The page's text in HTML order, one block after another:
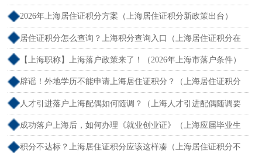
作）
2026年上海居住证积分方案（上海居住证积分新政策出台）
居住证积分怎么查询？上海积分查询入口（上海居住证积分在
哪查）
【上海职称】上海落户政策来了！（2026年上海市落户条件）
辟谣！外地学历不能申请上海居住证积分？（上海居住证积分
外地大专可以吗）
人才引进落户上海配偶如何随调？（上海人才引进配偶随调要
求）
成功落户上海后，如何办理《就业创业证》（上海应届毕业生
创业落户）
积分不达标？上海居住证积分应该这样凑（上海居住证积分不